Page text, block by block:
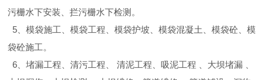
污栅水下安装、拦污栅水下检测。
5、模袋施工、模袋工程、模袋护坡、模袋混凝土、模袋砼、模
袋砼施工。
6、堵漏工程、清污工程、 清泥工程、吸泥工程 、大坝堵漏 、